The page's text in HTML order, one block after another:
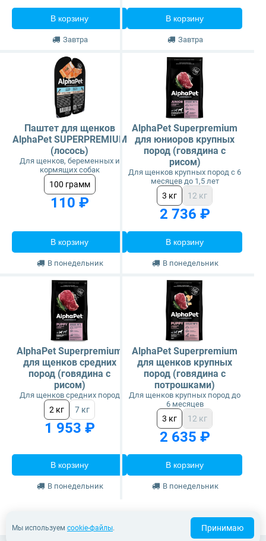
В корзину
Завтра
В корзину
Завтра
Паштет для щенков
AlphaPet SUPERPREMIUM
(лосось)
Для щенков, беременных и
кормящих собак
100 грамм
110 ₽
В корзину
В понедельник
AlphaPet Superpremium
для юниоров крупных
пород (говядина с
рисом)
Для щенков крупных пород с 6
месяцев до 1,5 лет
3 кг 12 кг
2 736 ₽
В корзину
В понедельник
AlphaPet Superpremium
для щенков средних
пород (говядина с
рисом)
Для щенков средних пород
2 кг 7 кг
1 953 ₽
В корзину
В понедельник
AlphaPet Superpremium
для щенков крупных
пород (говядина с
потрошками)
Для щенков крупных пород до
6 месяцев
3 кг 12 кг
2 635 ₽
В корзину
В понедельник
Мы используем cookie-файлы. Принимаю